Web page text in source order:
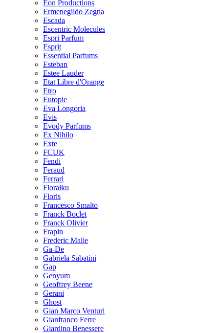
Eon Productions
Ermenegildo Zegna
Escada
Escentric Molecules
Espri Parfum
Esprit
Essential Parfums
Esteban
Estee Lauder
Etat Libre d'Orange
Etro
Eutopie
Eva Longoria
Evis
Evody Parfums
Ex Nihilo
Exte
FCUK
Fendi
Feraud
Ferrari
Floraiku
Floris
Francesco Smalto
Franck Boclet
Franck Olivier
Frapin
Frederic Malle
Ga-De
Gabriela Sabatini
Gap
Genyum
Geoffrey Beene
Gerani
Ghost
Gian Marco Venturi
Gianfranco Ferre
Giardino Benessere